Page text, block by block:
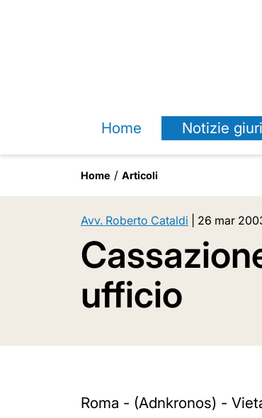
Home Notizie
Home Articoli
Avv. Roberto Cataldi 26 mar
ufficio
Roma - (Adnkronos) -